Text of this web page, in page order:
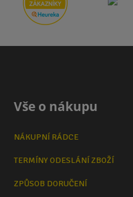
Vše o nákupu
NÁKUPNÍ RÁDCE
TERMÍNY ODESLÁNÍ ZBOŽÍ
ZPŮSOB DORUČENÍ